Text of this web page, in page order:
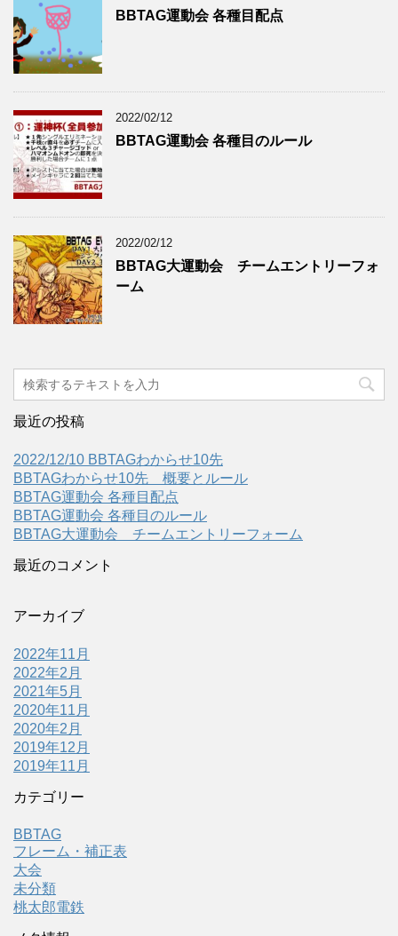
BBTAG運動会 各種目配点
2022/02/12
BBTAG運動会 各種目のルール
2022/02/12
BBTAG大運動会 チームエントリーフォ
ーム
最近の投稿
2022/12/10 BBTAGわからせ10先
BBTAGわからせ10先 概要とルール
BBTAG運動会 各種目配点
BBTAG運動会 各種目のルール
BBTAG大運動会 チームエントリーフォーム
最近のコメント
アーカイブ
2022年11月
2022年2月
2021年5月
2020年11月
2020年2月
2019年12月
2019年11月
カテゴリー
BBTAG
フレーム・補正表
大会
未分類
桃太郎電鉄